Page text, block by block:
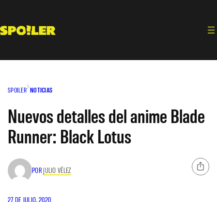
contenido
SPOILER NOTICIAS
Nuevos detalles del anime Blade
Runner: Black Lotus
POR JULIO VÉLEZ
27 DE JULIO, 2020